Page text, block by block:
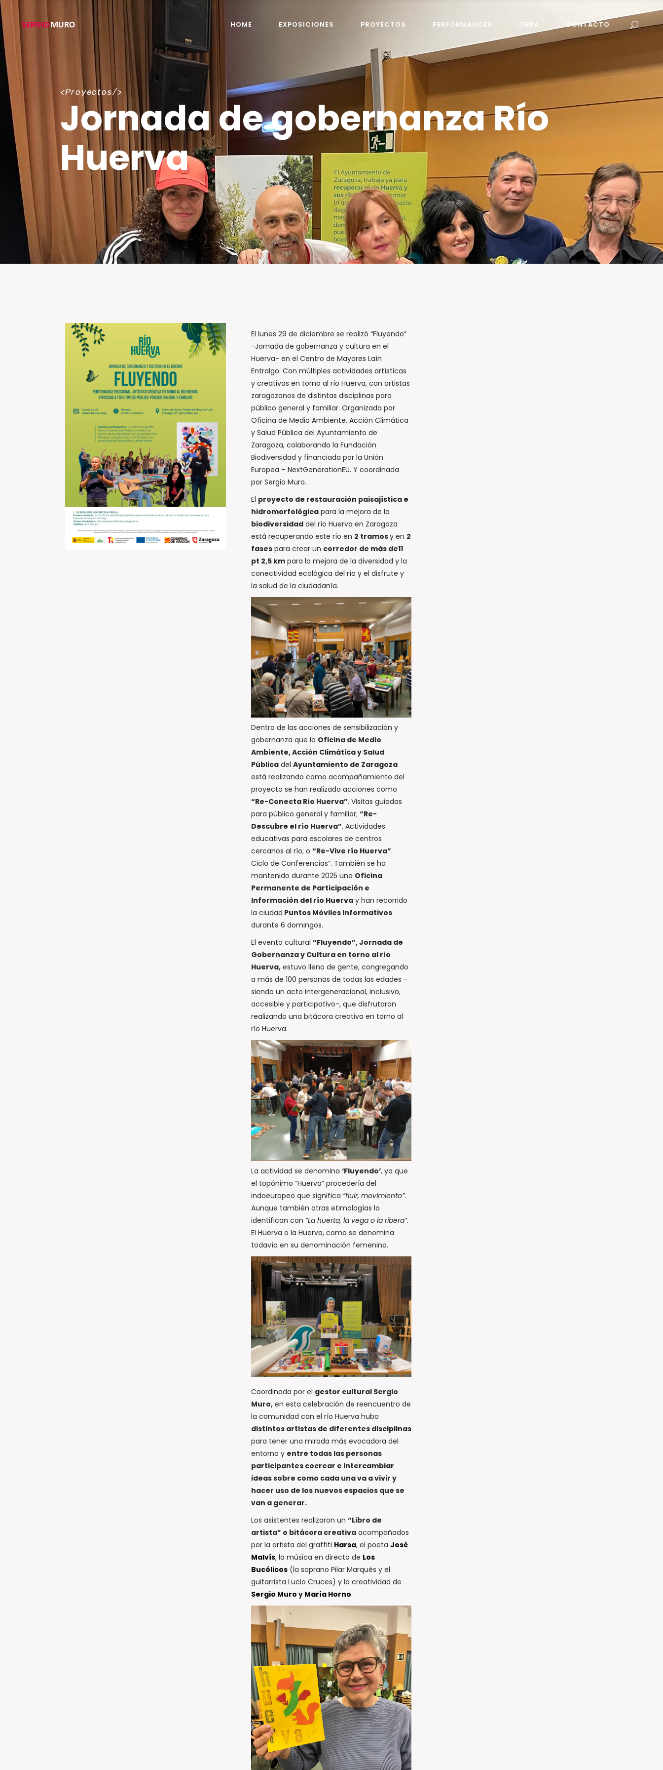
HOME EXPOSICIONES PROYECTOS PERFORMANCES OBRA CONTACTO
<Proyectos/>
Jornada de gobernanza Río
Huerva
El lunes 29 de diciembre se realizó “Fluyendo”
-Jornada de gobernanza y cultura en el
Huerva- en el Centro de Mayores Laín
Entralgo. Con múltiples actividades artísticas
y creativas en torno al río Huerva, con artistas
zaragozanos de distintas disciplinas para
público general y familiar. Organizada por
Oficina de Medio Ambiente, Acción Climática
y Salud Pública del Ayuntamiento de
Zaragoza, colaborando la Fundación
Biodiversidad y financiada por la Unión
Europea – NextGenerationEU. Y coordinada
por Sergio Muro.
El proyecto de restauración paisajística e
hidromorfológica para la mejora de la
biodiversidad del río Huerva en Zaragoza
está recuperando este río en 2 tramosy en 2
fases para crear un corredor de más de11
pt 2,5 km para la mejora de la diversidad y la
conectividad ecológica del río y el disfrute y
la salud de la ciudadanía.
Dentro de las acciones de sensibilización y
gobernanza que la Oficina de Medio
Ambiente, Acción Climática y Salud
Pública delAyuntamiento de Zaragoza
está realizando como acompañamiento del
proyecto se han realizado acciones como
“Re-Conecta Río Huerva”. Visitas guiadas
para público general y familiar;“Re-
Descubre el río Huerva”. Actividades
educativas para escolares de centros
cercanos al río; o“Re-Vive río Huerva”.
Ciclo de Conferencias”. También se ha
mantenido durante 2025 una Oficina
Permanente de Participación e
Información del río Huerva y han recorrido
la ciudad Puntos Móviles Informativos
durante 6 domingos.
El evento cultural“Fluyendo”, Jornada de
Gobernanza y Cultura en torno al río
Huerva, estuvo lleno de gente, congregando
a más de 100 personas de todas las edades -
siendo un acto intergeneracional, inclusivo,
accesible y participativo-, que disfrutaron
realizando una bitácora creativa en torno al
río Huerva.
La actividad se denomina‘Fluyendo’, ya que
el topónimo “Huerva” procedería del
indoeuropeo que significa “fluir, movimiento”.
Aunque también otras etimologías lo
identifican con “La huerta, la vega o la ribera”.
El Huerva o la Huerva, como se denomina
todavía en su denominación femenina.
Coordinada por el gestor cultural Sergio
Muro, en esta celebración de reencuentro de
la comunidad con el río Huerva hubo
distintos artistas de diferentes disciplinas
para tener una mirada más evocadora del
entorno y entre todas las personas
participantes cocrear e intercambiar
ideas sobre como cada una va a vivir y
hacer uso de los nuevos espacios que se
van a generar.
Los asistentes realizaron un“Libro de
artista” o bitácora creativa acompañados
por la artista del graffiti Harsa, el poetaJosé
Malvís, la música en directo de Los
Bucólicos (la soprano Pilar Marqués y el
guitarrista Lucio Cruces) y la creatividad de
Sergio Muro y María Horno.